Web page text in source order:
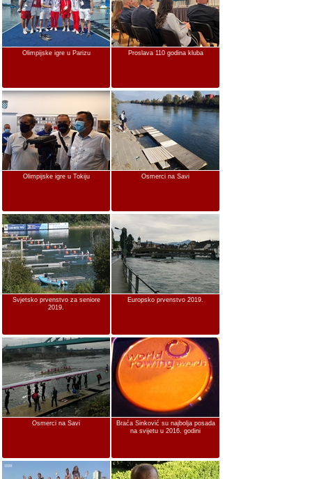
Olimpijske igre u Parizu Proslava 110 godina kluba
Olimpijske igre u Tokiju Osmerci na Savi
Svjetsko prvenstvo za seniore
2019.
Europsko prvenstvo 2019.
Osmerci na Savi
Braća Sinković su najbolja posada
na svijetu u 2016. godini